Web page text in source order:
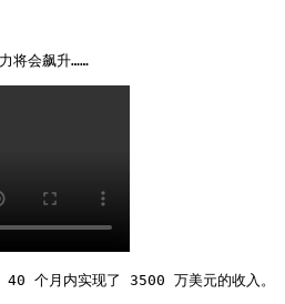
将会飙升……
40 个月内实现了 3500 万美元的收入。